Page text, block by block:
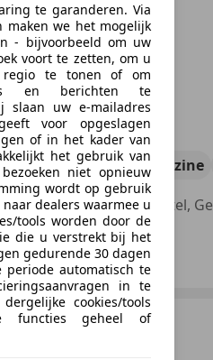
92.237 km Benzine
te garanderen. Via
we het mogelijk
- bijvoorbeeld om uw
voort te zetten, om u
regio te tonen of om
en berichten te
slaan uw e-mailadres
voor opgeslagen
of in het kader van
het gebruik van
niet opnieuw
wordt op gebruik
dealers waarmee u
tools worden door de
die u verstrekt bij het
gedurende 30 dagen
automatisch te
in te
cookies/tools
functies geheel of